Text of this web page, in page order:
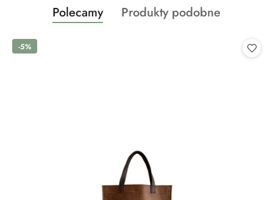
Pomiń karuzelę produktów
Produkty
o
Polecamy
Produkty
Produkty podobne
-5%